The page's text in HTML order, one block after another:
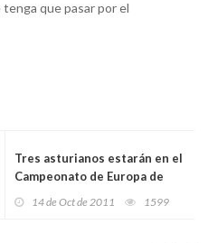
que pasar por el
Tres asturianos estarán en el
Campeonato de Europa de
14 de Oct de 2011 1599